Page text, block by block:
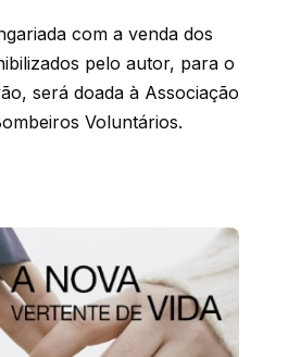
com a venda dos
pelo autor, para o
será doada à Associação
Voluntários.